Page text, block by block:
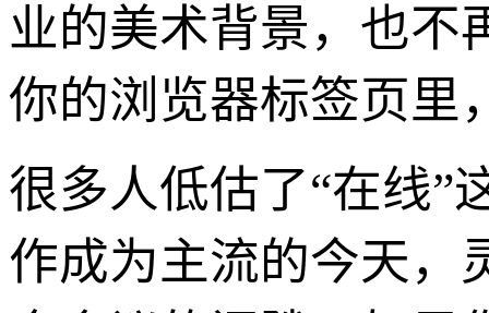
业的美术背景，也不
你的浏览器标签页里
很多人低估了“在线”
作成为主流的今天，